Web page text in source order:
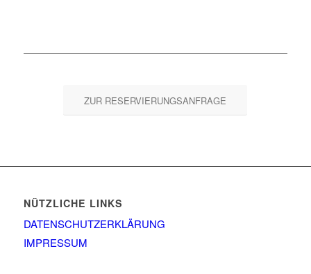
ZUR RESERVIERUNGSANFRAGE
NÜTZLICHE LINKS
DATENSCHUTZERKLÄRUNG
IMPRESSUM